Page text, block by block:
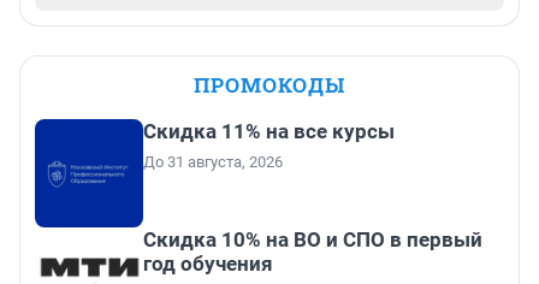
ПРОМОКОДЫ
Скидка 11% на все курсы
До 31 августа, 2026
Скидка 10% на ВО и СПО в первый
год обучения